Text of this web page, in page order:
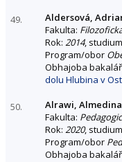
49.
Aldersová,
Fakulta:
Rok: 2014, studium
Program/obor
Obhajoba
dolu Hlubina v
50. Alrawi, Almedina
Fakulta:
Rok: 2020, studium
Program/obor
Obhajoba